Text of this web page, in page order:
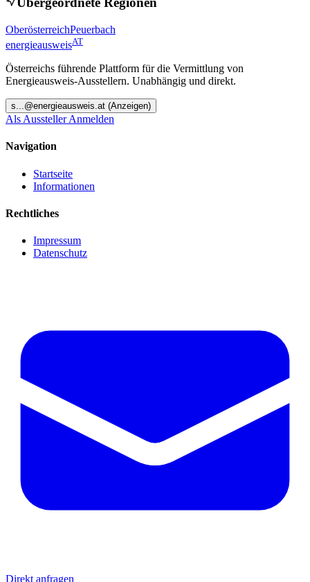
OberösterreichPeuerbach
energieausweisAT
Österreichs führende Plattform für die Vermittlung von
Energieausweis-Ausstellern. Unabhängig und direkt.
s ...@energieausweis.at (Anzeigen)
Als Aussteller Anmelden
Navigation
Startseite
Informationen
Rechtliches
Impressum
Datenschutz
Direkt anfragen